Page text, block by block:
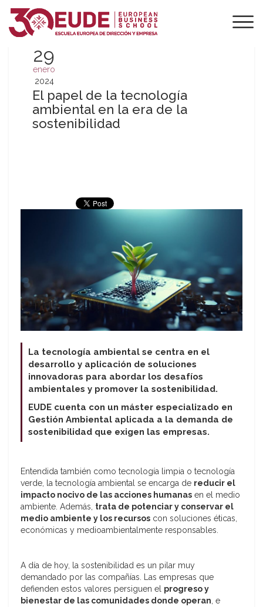
29
enero
2024
El papel de la tecnología
ambiental en la era de la
sostenibilidad
La tecnología ambiental se centra en el
desarrollo y aplicación de soluciones
innovadoras para abordar los desafíos
ambientales y promover la sostenibilidad.
EUDE cuenta con un máster especializado en
Gestión Ambiental aplicada a la demanda de
sostenibilidad que exigen las empresas.
Entendida también como tecnología limpia o tecnología
verde, la tecnología ambiental se encarga de reducir el
impacto nocivo de las acciones humanas en el medio
ambiente. Además, trata de potenciar y conservar el
medio ambiente y los recursos con soluciones éticas,
económicas y medioambientalmente responsables.
A día de hoy, la sostenibilidad es un pilar muy
demandado por las compañías. Las empresas que
defienden estos valores persiguen el progreso y
bienestar de las comunidades donde operan, e